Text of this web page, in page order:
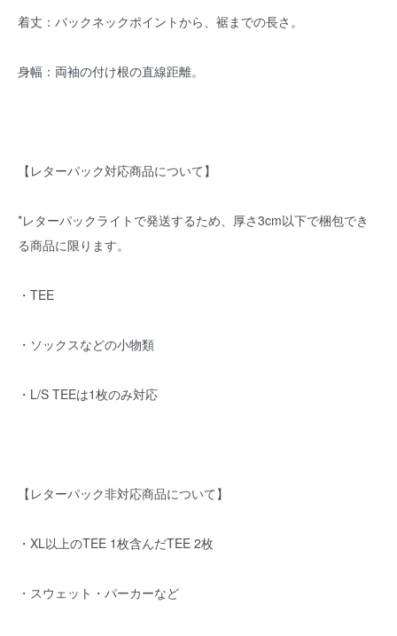
着丈：バックネックポイントから、裾までの長さ。
身幅：両袖の付け根の直線距離。
【レターパック対応商品について】
*レターパックライトで発送するため、厚さ3cm以下で梱包でき
る商品に限ります。
・TEE
・ソックスなどの小物類
・L/S TEEは1枚のみ対応
【レターパック非対応商品について】
・XL以上のTEE 1枚含んだTEE 2枚
・スウェット・パーカーなど